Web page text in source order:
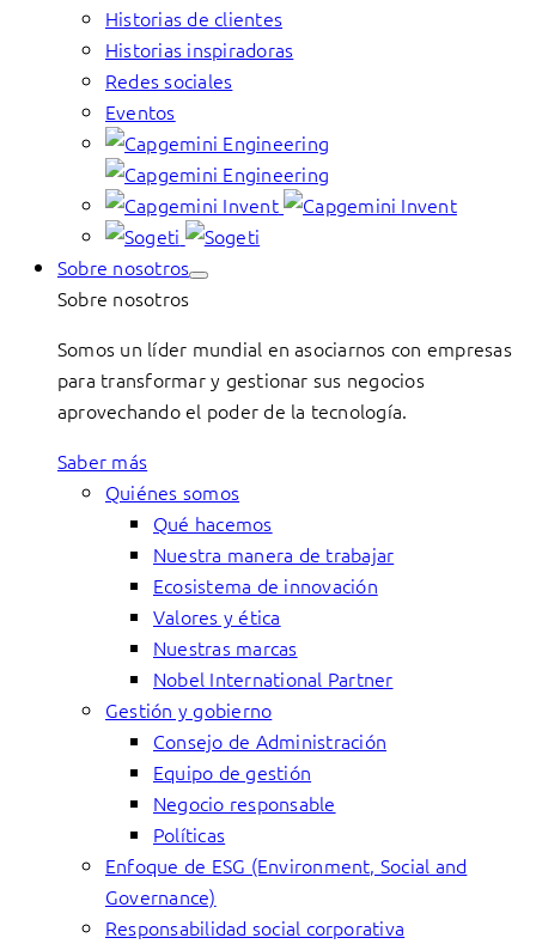
Historias de clientes
Historias inspiradoras
Redes sociales
Eventos
Sobre nosotros
Sobre nosotros
Somos un líder mundial en asociarnos con empresas
para transformar y gestionar sus negocios
aprovechando el poder de la tecnología.
Saber más
Quiénes somos
Qué hacemos
Nuestra manera de trabajar
Ecosistema de innovación
Valores y ética
Nuestras marcas
Nobel International Partner
Gestión y gobierno
Consejo de Administración
Equipo de gestión
Negocio responsable
Políticas
Enfoque de ESG (Environment, Social and
Governance)
Responsabilidad social corporativa